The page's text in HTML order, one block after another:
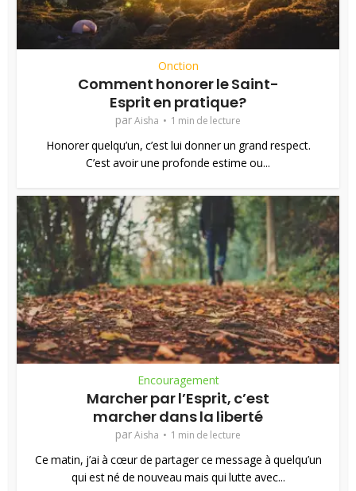
Onction
Comment honorer le Saint-
Esprit en pratique?
parAisha 1 min de lecture
Honorer quelqu’un, c’est lui donner un grand respect.
C’est avoir une profonde estime ou...
Encouragement
Marcher par l’Esprit, c’est
marcher dans la liberté
parAisha 1 min de lecture
Ce matin, j’ai à cœur de partager ce message à quelqu’un
qui est né de nouveau mais qui lutte avec...